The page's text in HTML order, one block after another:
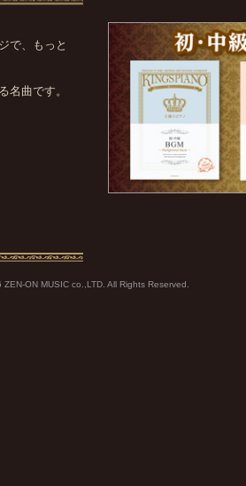
で、もっと
名曲です。
ON MUSIC co.,LTD. All Rights Reserved.